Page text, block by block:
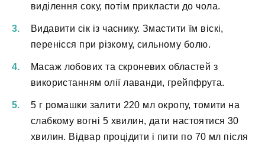
виділення соку, потім прикласти до чола.
Видавити сік із часнику. Змастити їм віскі,
перенісся при різкому, сильному болю.
Масаж лобових та скроневих областей з
використанням олії лаванди, грейпфрута.
5 г ромашки залити 220 мл окропу, томити на
слабкому вогні 5 хвилин, дати настоятися 30
хвилин. Відвар процідити і пити по 70 мл після